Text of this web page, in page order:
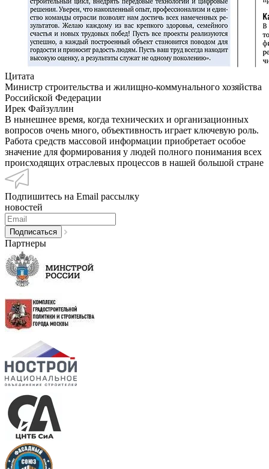
Цитата
Министр строительства и жилищно-коммунального хозяйства
Российской Федерации
Ирек Файзуллин
В нынешнее время, когда технических и организационных
вопросов очень много, объективность играет ключевую роль.
Работа средств массовой информации приобретает особое
значение для формирования у людей полного понимания всех
происходящих отраслевых процессов в нашей большой стране
Подпишитесь на Email рассылку
новостей
Партнеры